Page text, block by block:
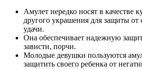
Амулет нередко носят в качестве
другого украшения для защиты от
удачи.
Она обеспечивает надежную
зависти, порчи.
Молодые девушки пользуются
защитить своего ребенка от